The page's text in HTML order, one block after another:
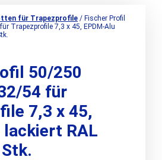
für Trapezprofile / Fischer Profil
Trapezprofile 7,3 x 45, EPDM-Alu
50/250
54 für
7,3 x 45,
lackiert RAL